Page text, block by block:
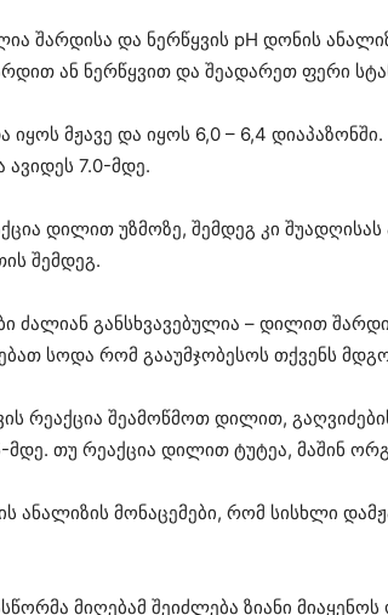
შარდისა და ნერწყვის pH დონის
ან ნერწყვით და შეადარეთ ფერი
მჟავე და იყოს 6,0 – 6,4
7.0-მდე.
დილით უზმოზე, შემდეგ კი შუადღისას
შემდეგ.
ძალიან განსხვავებულია – დილით
სოდა რომ გააუმჯობესოს თქვენს
რეაქცია შეამოწმოთ დილით,
მდე. თუ რეაქცია დილით ტუტეა, მაშინ
ანალიზის მონაცემები, რომ სისხლი
მიღებამ შეიძლება ზიანი